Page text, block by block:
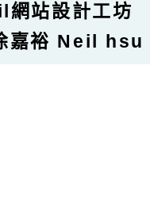
網站設計工坊
嘉裕 Neil hsu